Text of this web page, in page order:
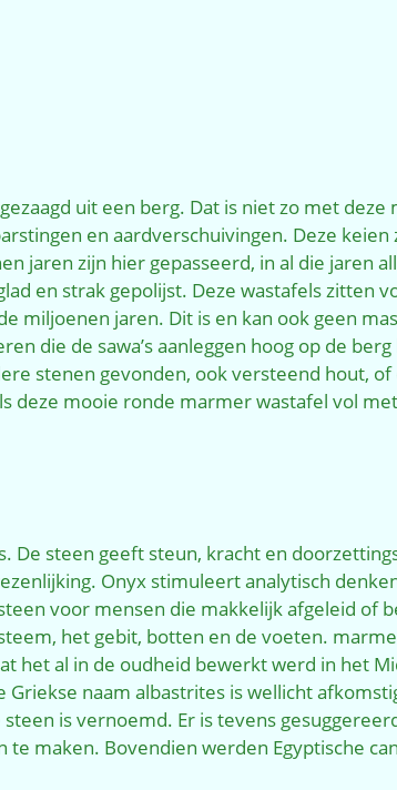
uit een berg. Dat is niet zo met
en aardverschuivingen. Deze
jaren zijn hier gepasseerd, in al die jaren
en strak gepolijst. Deze wastafels zitten
miljoenen jaren. Dit is en kan ook geen
die de sawa’s aanleggen hoog op de
stenen gevonden, ook versteend hout,
mooie ronde marmer wastafel vol
De steen geeft steun, kracht en
Onyx stimuleert analytisch
voor mensen die makkelijk afgeleid of
het gebit, botten en de voeten.
al in de oudheid bewerkt werd in het
naam albastrites is wellicht
is vernoemd. Er is tevens
maken. Bovendien werden Egyptische